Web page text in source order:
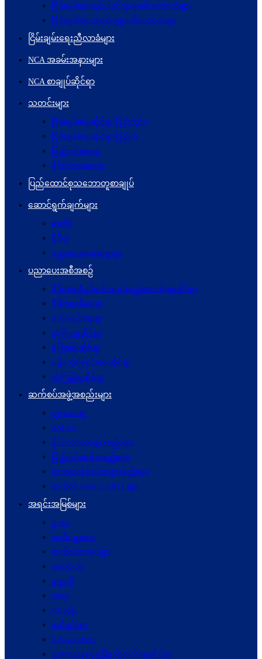
ငြိမ်းချမ်းရေးတွင်ပါဝင်သူများ၏ စကားသံများ
ငြိမ်းချမ်းရေးအစုအဖွဲ့များ၏စကားသံများ
ငြိမ်းချမ်းရေးညီလာခံများ
NCA အခမ်းအနားများ
NCA စာချုပ်ဆိုင်ရာ
သတင်းများ
ငြိမ်းချမ်းရေးဆိုင်ရာ(ပြည်တွင်း)
ငြိမ်းချမ်းရေးဆိုင်ရာ(ပြည်ပ)
ပြည်တွင်းရေးရာ
နိုင်ငံတကာရေးရာ
ပြည်ထောင်စုသဘောတူစာချုပ်
ဆောင်ရွက်ချက်များ
ဓာတ်ပုံ
ဗွီဒီယို
ပညာပေးဆွေးနွေးမှုများ
ပညာပေးအစီအစဉ်
ဒီမိုကရေစီနှင့်ဖက်ဒရယ်တည်ဆောက်ရေးဆိုင်ရာ
ဒီမိုကရေစီရေးရာ
ဖက်ဒရယ်ရေးရာ
လုံခြုံရေးဆိုင်ရာ
ဖွံဖြိုးရေးဆိုင်ရာ
ပဋိပက္ခ‌ဖြေရှင်းရေးဆိုင်ရာ
ယုံကြည်မှုဆိုင်ရာ
ဆက်စပ်အဖွဲ့အစည်းများ
ကုလသမဂ္ဂ
ASEAN
နိုင်ငံတကာအဖွဲ့အစည်းများ
ပြည်တွင်းအဖွဲ့အစည်းများ
စေတနာ့ဝန်ထမ်းအဖွဲ့အစည်းများ
ဆက်စပ် Website URLs များ
အရင်းအမြစ်များ
ဥပဒေ
အသိပညာပေး
ဆက်စပ်စာအုပ်များ
ဆောင်းပါး
ဝတ္ထုတို
ကဗျာ
ကာတွန်း
အစီရင်ခံစာ
E-Newsletters
သုတေသနနှင့်ဖွံ့ဖြိုးတိုးတက်ရေးဆိုင်ရာ